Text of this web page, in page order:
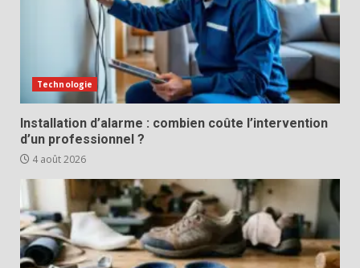
Technologie
Installation d’alarme : combien coûte l’intervention
d’un professionnel ?
4 août 2026